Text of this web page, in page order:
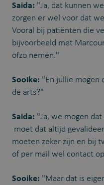
Saida: "Ja, dat kunnen
zorgen er wel voor dat
Vooral bij patiënten die
bijvoorbeeld met
ofzo nemen."
Sooike: "En jullie mogen
de arts?"
Saida: "Ja, we mogen
moet dat altijd
moeten zeker zijn en bij
of per mail wel contact
Sooike: "Maar dat is